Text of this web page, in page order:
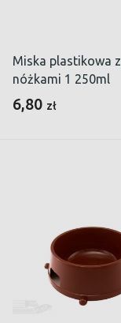
Miska plastikowa z
nóżkami 1 250ml
6,80 zł